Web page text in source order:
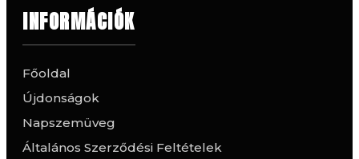
INFORMÁCIÓK
Főoldal
Újdonságok
Napszemüveg
Általános Szerződési Feltételek